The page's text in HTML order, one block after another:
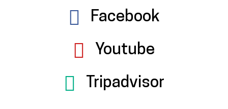
Facebook
Youtube
Tripadvisor